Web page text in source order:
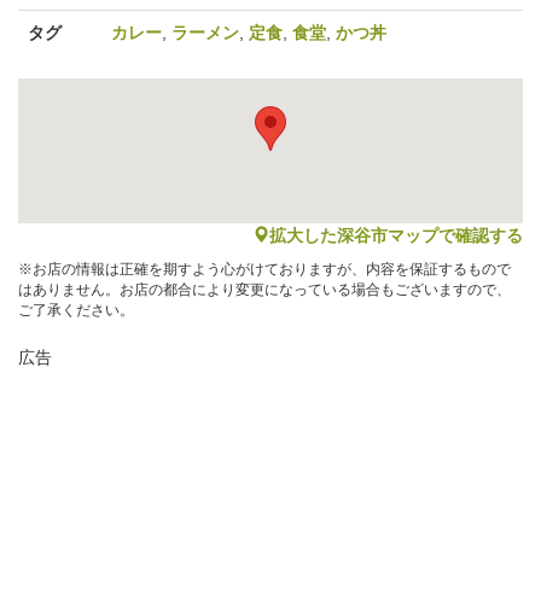
タグ カレー ラーメン 定食 食堂 かつ丼
map
拡大した深谷市マップで確認する
※お店の情報は正確を期すよう心がけておりますが、内容を保証するもので
はありません。お店の都合により変更になっている場合もございますので、
ご了承ください。
広告